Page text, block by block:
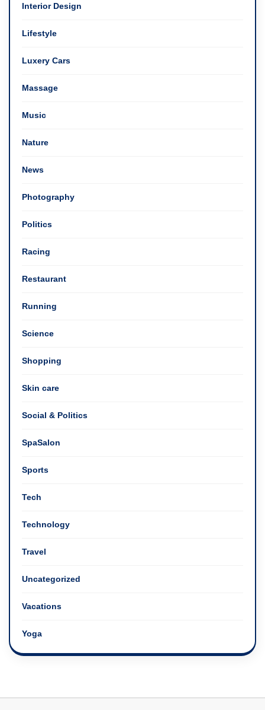
Interior Design
Lifestyle
Luxery Cars
Massage
Music
Nature
News
Photography
Politics
Racing
Restaurant
Running
Science
Shopping
Skin care
Social & Politics
SpaSalon
Sports
Tech
Technology
Travel
Uncategorized
Vacations
Yoga